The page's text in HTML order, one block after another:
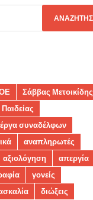
Σάββας Μετοικίδης
έργα συναδέλφων
αναπληρωτές
αξιολόγηση
απεργία
γονείς
διώξεις